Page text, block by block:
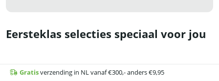
Eersteklas selecties speciaal voor jou
Gratisverzending in NL vanaf €300,- anders €9,95